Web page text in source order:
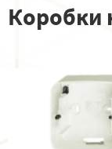
Коробки